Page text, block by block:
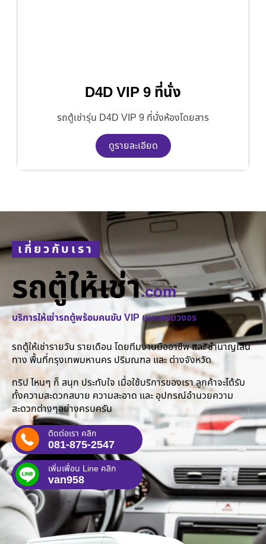
D4D VIP 9 ที่นั่ง
รถตู้เช่ารุ่น D4D VIP 9 ที่นั่งห้องโดยสาร
ดูรายละเอียด
เกี่ยวกับเรา
รถตู้ให้เช่า.com
บริการให้เช่ารถตู้พร้อมคนขับ VIP แบบครบวงจร
รถตู้ให้เช่ารายวัน รายเดือน โดยทีมงานมืออาชีพ และ ชำนาญเส้น
ทาง พื้นที่กรุงเทพมหานคร ปริมณฑล และ ต่างจังหวัด
ทริป ไหนๆ ก็ สนุก ประทับใจ เมื่อใช้บริการของเรา ลูกค้าจะได้รับ
ทั้งความสะดวกสบาย ความสะอาด และ อุปกรณ์อำนวยความ
สะดวกต่างๆอย่างครบครัน
ติดต่อเรา คลิก
081-875-2547
เพิ่มเพื่อน Line คลิก
van958